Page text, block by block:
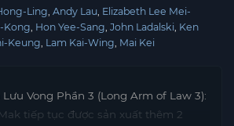
Ling Andy Lau Elizabeth Lee Mei-
Kong Hon Yee-Sang John Ladalski Ken
Keung Lam Kai-Wing Mai Kei
Vong Phần 3 (Long Arm of Law 3):
tiếp tục được sản xuất thêm 2